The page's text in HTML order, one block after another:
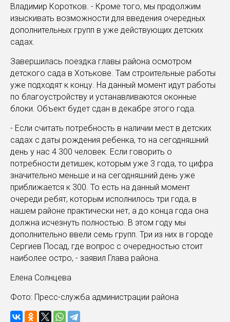
Владимир Коротков. - Кроме того, мы продолжим
изыскивать возможности для введения очередных
дополнительных групп в уже действующих детских
садах.
Завершилась поездка главы района осмотром
детского сада в Хотькове. Там строительные работы
уже подходят к концу. На данный момент идут работы
по благоустройству и устанавливаются оконные
блоки. Объект будет сдан в декабре этого года.
- Если считать потребность в наличии мест в детских
садах с даты рождения ребенка, то на сегодняшний
день у нас 4 300 человек. Если говорить о
потребности детишек, которым уже 3 года, то цифра
значительно меньше и на сегодняшний день уже
приближается к 300. То есть на данный момент
очереди ребят, которым исполнилось три года, в
нашем районе практически нет, а до конца года она
должна исчезнуть полностью. В этом году мы
дополнительно ввели семь групп. Три из них в городе
Сергиев Посад, где вопрос с очередностью стоит
наиболее остро, - заявил Глава района.
Елена Солнцева
Фото: Пресс-служба администрации района